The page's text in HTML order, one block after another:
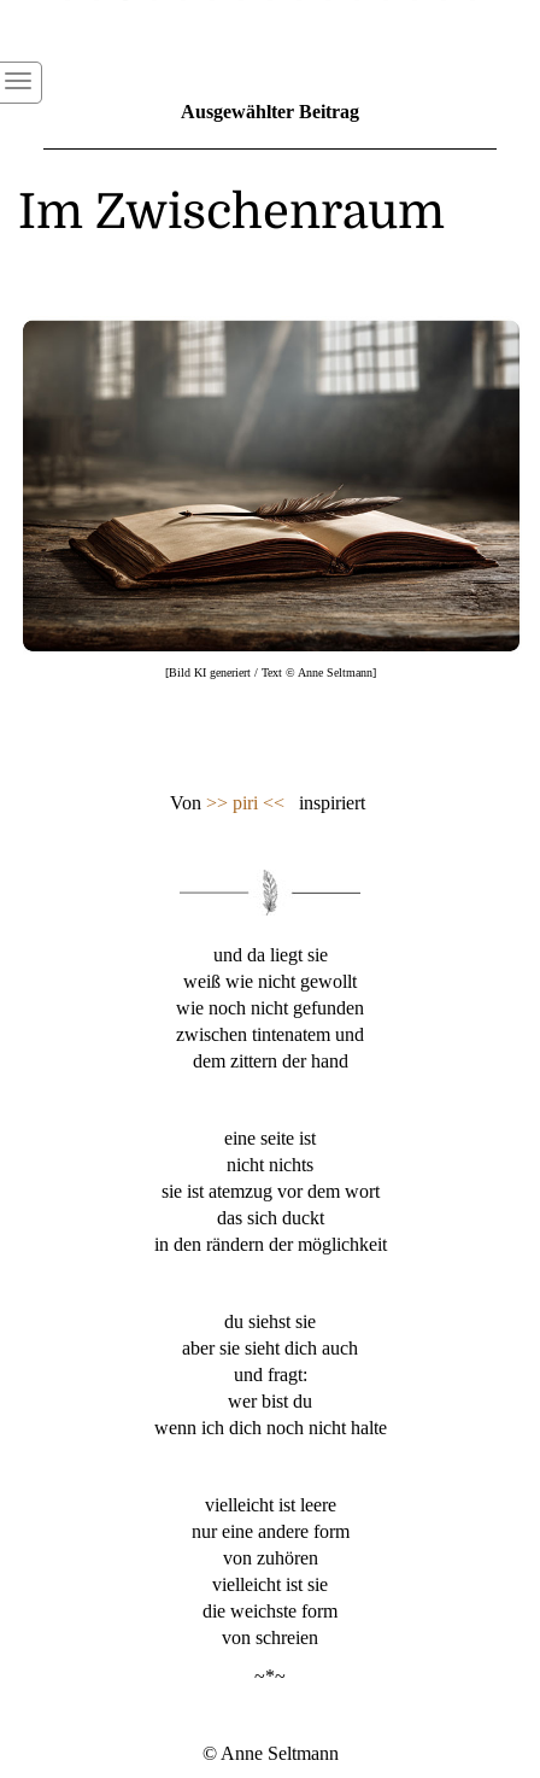
Ausgewählter Beitrag
Im Zwischenraum
[Bild KI generiert / Text © Anne Seltmann]
Von >> piri << inspiriert
und da liegt sie
weiß wie nicht gewollt
wie noch nicht gefunden
zwischen tintenatem und
dem zittern der hand
eine seite ist
nicht nichts
sie ist atemzug vor dem wort
das sich duckt
in den rändern der möglichkeit
du siehst sie
aber sie sieht dich auch
und fragt:
wer bist du
wenn ich dich noch nicht halte
vielleicht ist leere
nur eine andere form
von zuhören
vielleicht ist sie
die weichste form
von schreien
~*~
© Anne Seltmann